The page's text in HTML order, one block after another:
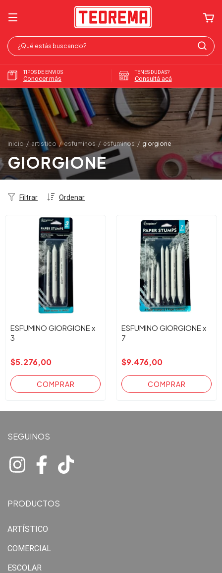
TIPOS DE ENVIOS
Conocer más
TENES DUDAS?
Consultá acá
inicio / artistico / esfuminos / esfuminos / giorgione
GIORGIONE
Ordenar
Filtrar
ESFUMINO GIORGIONE x
3
$5.276,00
ESFUMINO GIORGIONE x
7
$9.476,00
SEGUINOS
PRODUCTOS
ARTÍSTICO
COMERCIAL
ESCOLAR